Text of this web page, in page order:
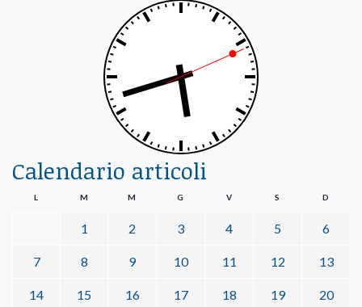
Calendario articoli
L M M G V S D
1 2 3 4 5 6
7 8 9 10 11 12 13
14 15 16 17 18 19 20